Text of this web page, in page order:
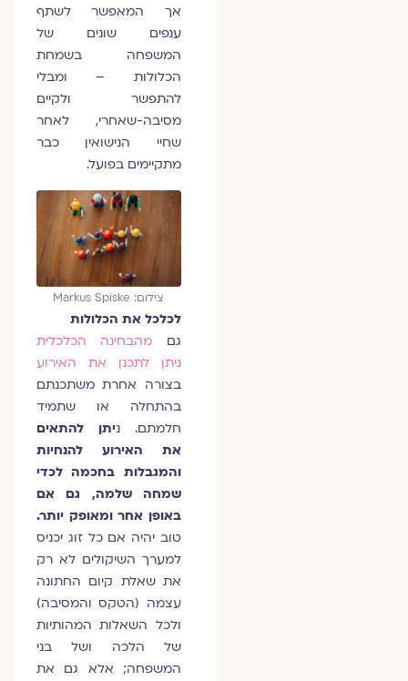
אך המאפשר לשתף
ענפים שונים של
המשפחה בשמחת
הכלולות – ומבלי
להתפשר ולקיים
מסיבה-שאחרי, לאחר
שחיי הנישואין כבר
מתקיימים בפועל.
צילום: Markus Spiske
לכלכל את הכלולות
גם
מהבחינה הכלכלית
ניתן לתכנן את האירוע
בצורה אחרת משתכנתם
בהתחלה או שתמיד
חלמתם. נ
יתן להתאים
את האירוע להנחיות
והמגבלות בחכמה לכדי
שמחה שלמה, גם אם
באופן אחר ומאופק יותר.
טוב יהיה אם כל זוג יכניס
למערך השיקולים לא רק
את שאלת קיום החתונה
עצמה (הטקס והמסיבה)
ולכל השאלות המהותיות
של הלכה ושל בני
המשפחה; אלא גם את